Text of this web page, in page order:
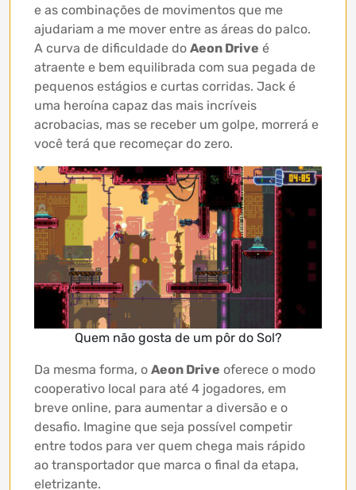
e as combinações de movimentos que me
ajudariam a me mover entre as áreas do palco.
A curva de dificuldade do Aeon Drive é
atraente e bem equilibrada com sua pegada de
pequenos estágios e curtas corridas. Jack é
uma heroína capaz das mais incríveis
acrobacias, mas se receber um golpe, morrerá e
você terá que recomeçar do zero.
Quem não gosta de um pôr do Sol?
Da mesma forma, o Aeon Drive oferece o modo
cooperativo local para até 4 jogadores, em
breve online, para aumentar a diversão e o
desafio. Imagine que seja possível competir
entre todos para ver quem chega mais rápido
ao transportador que marca o final da etapa,
eletrizante.